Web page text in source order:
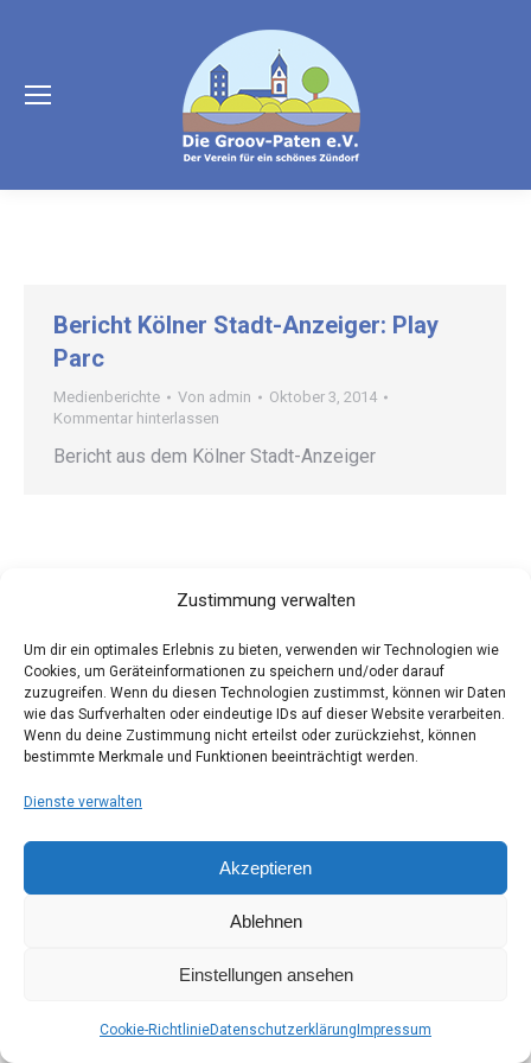
Zustimmung verwalten
Um dir ein optimales Erlebnis zu bieten, verwenden wir Technologien wie
Cookies, um Geräteinformationen zu speichern und/oder darauf
zuzugreifen. Wenn du diesen Technologien zustimmst, können wir Daten
wie das Surfverhalten oder eindeutige IDs auf dieser Website verarbeiten.
Wenn du deine Zustimmung nicht erteilst oder zurückziehst, können
bestimmte Merkmale und Funktionen beeinträchtigt werden.
Dienste verwalten
Akzeptieren
Ablehnen
Einstellungen ansehen
Cookie-RichtlinieDatenschutzerklärung Impressum
Bericht Kölner Stadt-Anzeiger: Play
Parc
Medienberichte Von admin
Oktober 3, 2014
Kommentar hinterlassen
Bericht aus dem Kölner Stadt-Anzeiger
Die Groov-Paten e.V. Stand: 23. Februar 2025